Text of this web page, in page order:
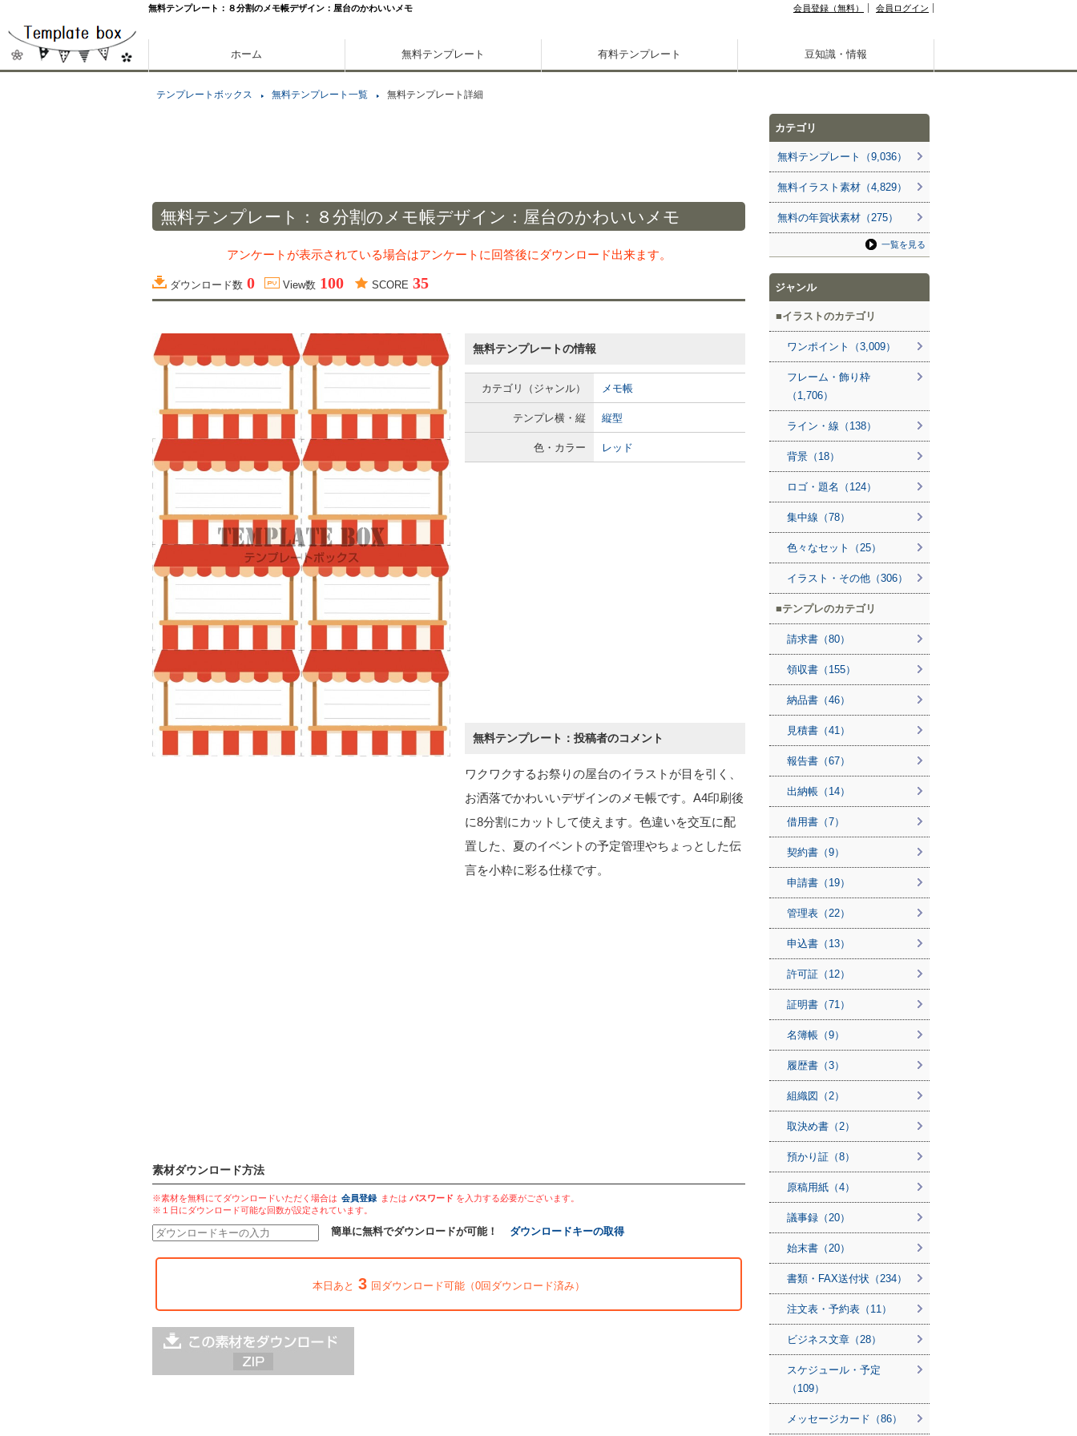
無料テンプレート：８分割のメモ帳デザイン：屋台のかわいいメモ 会員登録（無料） 会員ログイン
ホーム 無料テンプレート 有料テンプレート 豆知識・情報
テンプレートボックス 無料テンプレート一覧 無料テンプレート詳細
無料テンプレート：８分割のメモ帳デザイン：屋台のかわいいメモ
アンケートが表示されている場合はアンケートに回答後にダウンロード出来ます。
ダウンロード数 0 View数 100 SCORE 35
無料テンプレートの情報
カテゴリ（ジャンル） メモ帳
テンプレ横・縦 縦型
色・カラー レッド
無料テンプレート：投稿者のコメント
ワクワクするお祭りの屋台のイラストが目を引く、
お洒落でかわいいデザインのメモ帳です。A4印刷後
に8分割にカットして使えます。色違いを交互に配
置した、夏のイベントの予定管理やちょっとした伝
言を小粋に彩る仕様です。
素材ダウンロード方法
※素材を無料にてダウンロードいただく場合は 会員登録 または パスワード を入力する必要がございます。
※１日にダウンロード可能な回数が設定されています。
簡単に無料でダウンロードが可能！ ダウンロードキーの取得
本日あと 3 回ダウンロード可能（0回ダウンロード済み）
カテゴリ
無料テンプレート（9,036）
無料イラスト素材（4,829）
無料の年賀状素材（275）
一覧を見る
ジャンル
イラストのカテゴリ
ワンポイント（3,009）
フレーム・飾り枠
（1,706）
ライン・線（138）
背景（18）
ロゴ・題名（124）
集中線（78）
色々なセット（25）
イラスト・その他（306）
テンプレのカテゴリ
請求書（80）
領収書（155）
納品書（46）
見積書（41）
報告書（67）
出納帳（14）
借用書（7）
契約書（9）
申請書（19）
管理表（22）
申込書（13）
許可証（12）
証明書（71）
名簿帳（9）
履歴書（3）
組織図（2）
取決め書（2）
預かり証（8）
原稿用紙（4）
議事録（20）
始末書（20）
書類・FAX送付状（234）
注文表・予約表（11）
ビジネス文章（28）
スケジュール・予定
（109）
メッセージカード（86）